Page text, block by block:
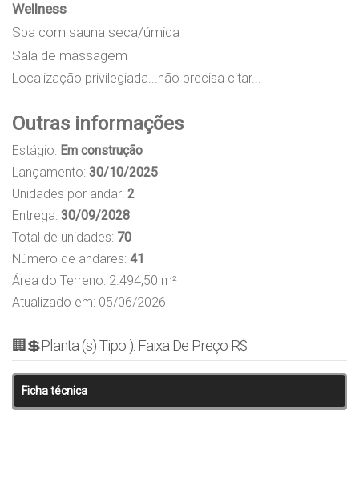
Wellness
Spa com sauna seca/úmida
Sala de massagem
Localização privilegiada...não precisa citar...
Outras informações
Estágio: Em construção
Lançamento: 30/10/2025
Unidades por andar: 2
Entrega: 30/09/2028
Total de unidades: 70
Número de andares: 41
Área do Terreno: 2.494,50 m²
Atualizado em: 05/06/2026
🏢💲Planta (s) Tipo ): Faixa De Preço R$
Ficha técnica